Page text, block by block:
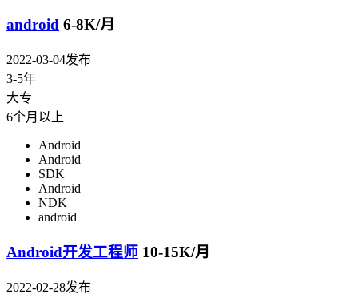
android 6-8K/月
2022-03-04发布
3-5年
大专
6个月以上
Android
Android
SDK
Android
NDK
android
Android开发工程师 10-15K/月
2022-02-28发布